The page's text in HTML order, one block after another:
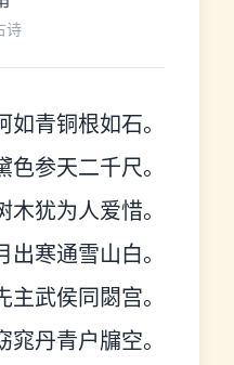
诗
青铜根如石。
参天二千尺。
犹为人爱惜。
寒通雪山白。
武侯同閟宫。
丹青户牖空。